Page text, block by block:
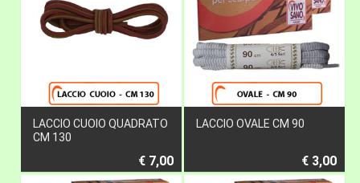
LACCIO CUOIO QUADRATO
CM 130
€ 7,00
LACCIO OVALE CM 90
€ 3,00